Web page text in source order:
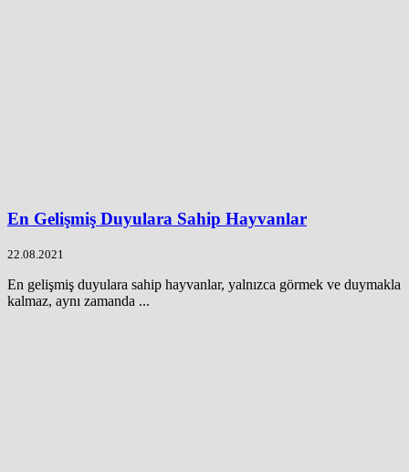
En Gelişmiş Duyulara Sahip Hayvanlar
22.08.2021
En gelişmiş duyulara sahip hayvanlar, yalnızca görmek ve duymakla
kalmaz, aynı zamanda ...